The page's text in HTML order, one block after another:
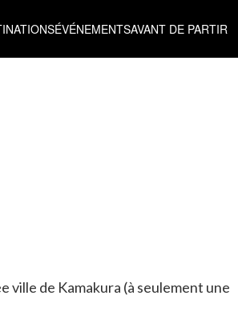
ÉVÉNEMENTSAVANT DE PARTIR
ville de Kamakura (à seulement une